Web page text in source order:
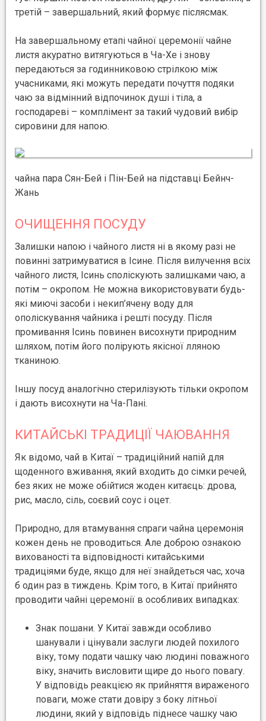
третій – завершальний, який формує післясмак.
На завершальному етапі чайної церемонії чайне
листя акуратно витягуються в Ча-Хе і знову
передаються за годинниковою стрілкою між
учасниками, які можуть передати почуття подяки
чаю за відмінний відпочинок душі і тіла, а
господареві – комплімент за такий чудовий вибір
сировини для напою.
чайна пара Сян-Бей і Пін-Бей на підставці Бейнч-
Жань
ОЧИЩЕННЯ ПОСУДУ
Залишки напою і чайного листя ні в якому разі не
повинні затримуватися в Ісине. Після вилучення всіх
чайного листя, Ісинь споліскують залишками чаю, а
потім – окропом. Не можна використовувати будь-
які миючі засоби і некип’ячену воду для
ополіскування чайника і решті посуду. Після
промивання Ісинь повинен висохнути природним
шляхом, потім його полірують якісної лляною
тканиною.
Іншу посуд аналогічно стерилізують тільки окропом
і дають висохнути на Ча-Пані.
КИТАЙСЬКІ ТРАДИЦІЇ ЧАЮВАННЯ
Як відомо, чай в Китаї – традиційний напій для
щоденного вживання, який входить до сімки речей,
без яких не може обійтися жоден китаєць: дрова,
рис, масло, сіль, соєвий соус і оцет.
Природно, для втамування спраги чайна церемонія
кожен день не проводиться. Але доброю ознакою
вихованості та відповідності китайськими
традиціями буде, якщо для неї знайдеться час, хоча
б один раз в тиждень. Крім того, в Китаї прийнято
проводити чайні церемонії в особливих випадках:
Знак пошани. У Китаї завжди особливо
шанували і цінували заслуги людей похилого
віку, тому подати чашку чаю людині поважного
віку, значить висловити щире до нього повагу.
У відповідь реакцією як прийняття вираженого
поваги, може стати довіру з боку літньої
людини, який у відповідь піднесе чашку чаю